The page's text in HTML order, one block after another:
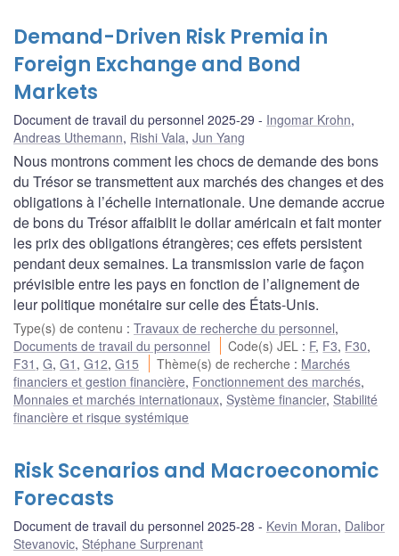
Demand-Driven Risk Premia in
Foreign Exchange and Bond
Markets
Document de travail du personnel 2025-29 Ingomar Krohn,
Andreas Uthemann, Rishi Vala, Jun Yang
Nous montrons comment les chocs de demande des bons
du Trésor se transmettent aux marchés des changes et des
obligations à l’échelle internationale. Une demande accrue
de bons du Trésor affaiblit le dollar américain et fait monter
les prix des obligations étrangères; ces effets persistent
pendant deux semaines. La transmission varie de façon
prévisible entre les pays en fonction de l’alignement de
leur politique monétaire sur celle des États-Unis.
Type(s) de contenu : Travaux de recherche du personnel,
Documents de travail du personnel
Code(s) JEL : F, F3, F30,
F31 , G, G1 , G12, G15 Thème(s) de recherche : Marchés
financiers et gestion financière, Fonctionnement des marchés,
Monnaies et marchés internationaux, Système financier, Stabilité
financière et risque systémique
Risk Scenarios and Macroeconomic
Forecasts
Document de travail du personnel 2025-28 Kevin Moran, Dalibor
Stevanovic, Stéphane Surprenant